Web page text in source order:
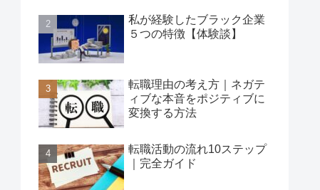
私が経験したブラック企業
５つの特徴【体験談】
転職理由の考え方｜ネガテ
ィブな本音をポジティブに
変換する方法
転職活動の流れ10ステップ
｜完全ガイド